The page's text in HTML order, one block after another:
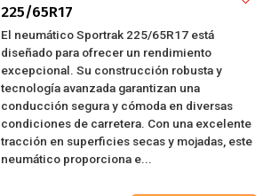
225/65R17
El neumático Sportrak 225/65R17 está
diseñado para ofrecer un rendimiento
excepcional. Su construcción robusta y
tecnología avanzada garantizan una
conducción segura y cómoda en diversas
condiciones de carretera. Con una excelente
tracción en superficies secas y mojadas, este
neumático proporciona e...